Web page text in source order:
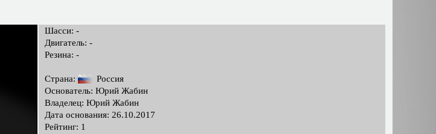
Шасси: -
Двигатель: -
Резина: -
Страна:
Россия
Основатель: Юрий Жабин
Владелец: Юрий Жабин
Дата основания: 26.10.2017
Рейтинг: 1